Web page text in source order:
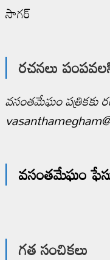
సాగర్
రచనలు
వసంతమేఘం పత్రికకు
వసంతమేఘం
గత సంచికలు